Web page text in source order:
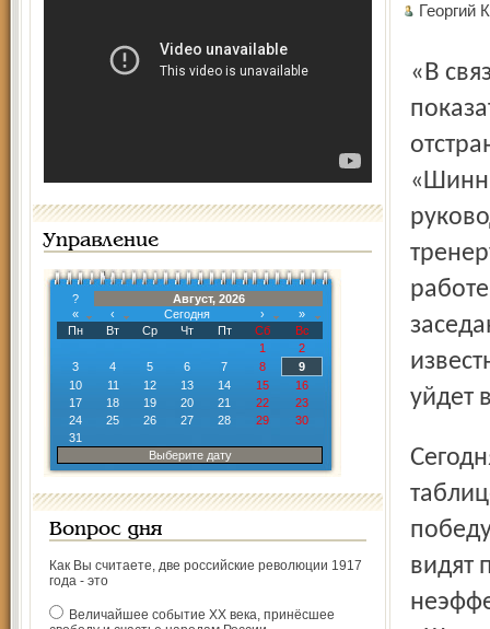
Управление
?
Август, 2026
«
‹ Сегодня ›
»
Пн
Вт Ср Чт Пт Сб
Вс
1
2
3
4 5 6 7 8
9
10
11 12 13 14 15
16
17
18 19 20 21 22
23
24
25 26 27 28 29
30
31
Выберите дату
Вопрос дня
Как Вы считаете, две российские революции 1917
года - это
Величайшее событие ХХ века, принёсшее
«В связи с низкими игровыми и турнирными
уйдет
Сегодня ярославцы занимают 15-е место в турнирной
видят